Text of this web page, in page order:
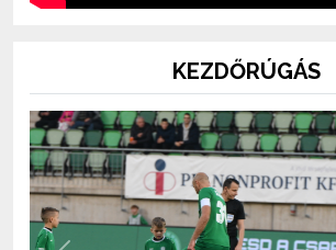
KEZDŐRÚGÁS
Previous